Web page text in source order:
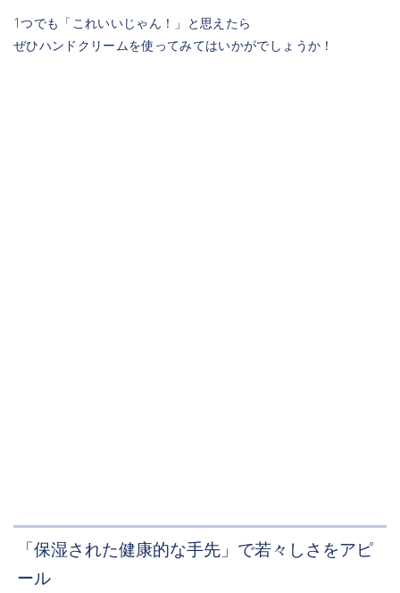
1つでも「これいいじゃん！」と思えたら
ぜひハンドクリームを使ってみてはいかがでしょうか！
「保湿された健康的な手先」で若々しさをアピ
ール